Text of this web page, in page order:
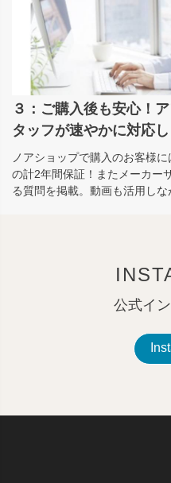
３：ご購入後も安心！
タッフが速やかに対応し
ノアショップで購入のお客様
の計2年間保証！またメーカー
る質問を掲載。動画も活用しな
公式イ